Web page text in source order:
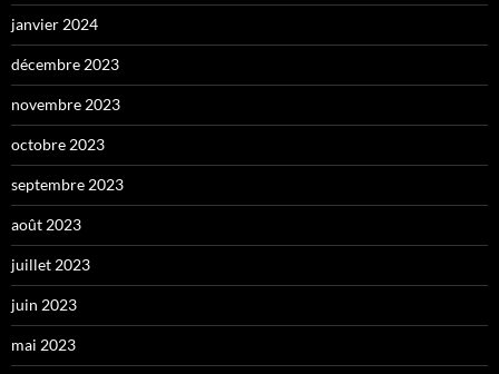
janvier 2024
décembre 2023
novembre 2023
octobre 2023
septembre 2023
août 2023
juillet 2023
juin 2023
mai 2023